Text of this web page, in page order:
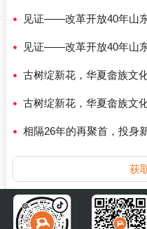
见证——改革开放40年山
见证——改革开放40年山
古树绽新花，华夏畲族文
古树绽新花，华夏畲族文
相隔26年的再聚首，投身新时代的再出
获